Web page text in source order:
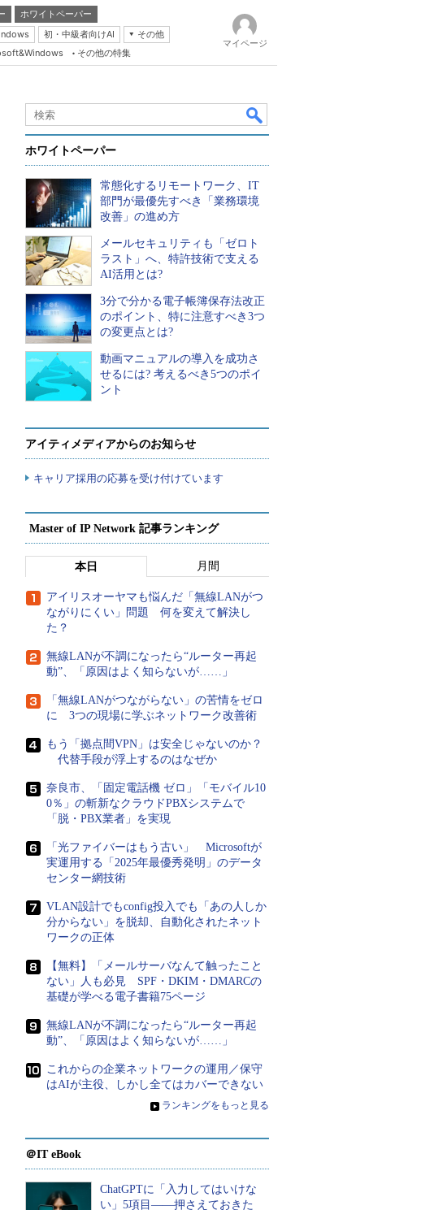
ホワイトペーパー
初・中級者向けAI
その他
Storage
Expert
IP Network
& Trust
その他の特集
マイページ
ホワイトペーパー
常態化するリモートワーク、IT
部門が最優先すべき「業務環境
改善」の進め方
メールセキュリティも「ゼロト
ラスト」へ、特許技術で支える
AI活用とは?
3分で分かる電子帳簿保存法改正
のポイント、特に注意すべき3つ
の変更点とは?
動画マニュアルの導入を成功さ
せるには? 考えるべき5つのポイ
ント
アイティメディアからのお知らせ
キャリア採用の応募を受け付けています
Master of IP Network 記事ランキング
本日 月間
アイリスオーヤマも悩んだ「無線LANがつ
ながりにくい」問題 何を変えて解決し
た？
無線LANが不調になったら“ルーター再起
動”、「原因はよく知らないが……」
「無線LANがつながらない」の苦情をゼロ
に 3つの現場に学ぶネットワーク改善術
もう「拠点間VPN」は安全じゃないのか？
代替手段が浮上するのはなぜか
奈良市、「固定電話機 ゼロ」「モバイル10
0％」の斬新なクラウドPBXシステムで
「脱・PBX業者」を実現
「光ファイバーはもう古い」 Microsoftが
実運用する「2025年最優秀発明」のデータ
センター網技術
VLAN設計でもconfig投入でも「あの人しか
分からない」を脱却、自動化されたネット
ワークの正体
【無料】「メールサーバなんて触ったこと
ない」人も必見 SPF・DKIM・DMARCの
基礎が学べる電子書籍75ページ
無線LANが不調になったら“ルーター再起
動”、「原因はよく知らないが……」
これからの企業ネットワークの運用／保守
はAIが主役、しかし全てはカバーできない
» ランキングをもっと見る
＠IT eBook
ChatGPTに「入力してはいけな
い」5項目――押さえておきた